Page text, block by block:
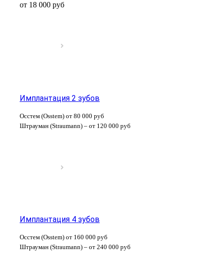
от 18 000 руб
Имплантация 2 зубов
Осстем (Osstem) от 80 000 руб
Штрауман (Straumann) – от 120 000 руб
Имплантация 4 зубов
Осстем (Osstem) от 160 000 руб
Штрауман (Straumann) – от 240 000 руб